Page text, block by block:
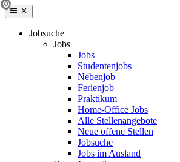
Jobsuche
Jobs
Jobs
Studentenjobs
Nebenjob
Ferienjob
Praktikum
Home-Office Jobs
Alle Stellenangebote
Neue offene Stellen
Jobsuche
Jobs im Ausland